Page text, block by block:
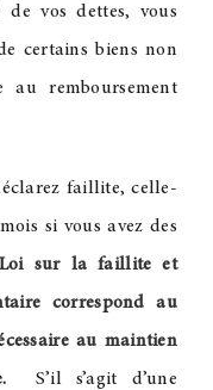
vos dettes, vous
certains biens non
au remboursement
faillite, celle-
si vous avez des
sur la faillite et
correspond au
au maintien
S’il s’agit d’une